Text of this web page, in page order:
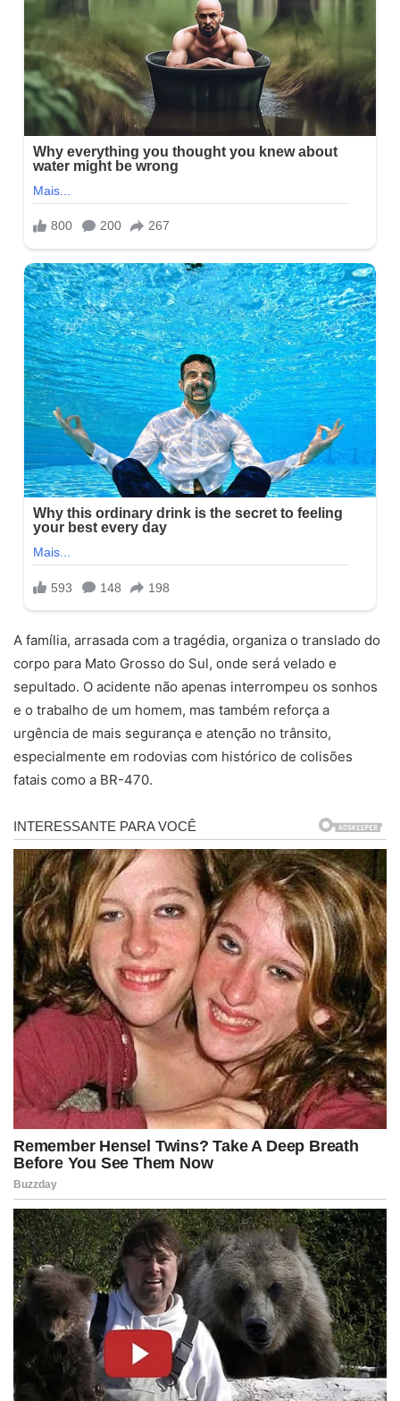
A família, arrasada com a tragédia, organiza o translado do
corpo para Mato Grosso do Sul, onde será velado e
sepultado. O acidente não apenas interrompeu os sonhos
e o trabalho de um homem, mas também reforça a
urgência de mais segurança e atenção no trânsito,
especialmente em rodovias com histórico de colisões
fatais como a BR-470.